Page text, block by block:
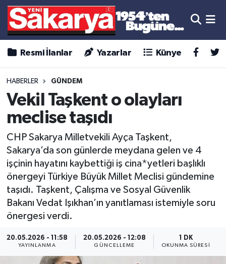
Resmi İlanlar Yazarlar Künye
HABERLER GÜNDEM
Vekil Taşkent o olayları
meclise taşıdı
CHP Sakarya Milletvekili Ayça Taşkent,
Sakarya’da son günlerde meydana gelen ve 4
işçinin hayatını kaybettiği iş cina*yetleri başlıklı
önergeyi Türkiye Büyük Millet Meclisi gündemine
taşıdı. Taşkent, Çalışma ve Sosyal Güvenlik
Bakanı Vedat Işıkhan’ın yanıtlaması istemiyle soru
önergesi verdi.
20.05.2026 - 11:58
YAYINLANMA
20.05.2026 - 12:08
GÜNCELLEME
1 DK
OKUNMA SÜRESI